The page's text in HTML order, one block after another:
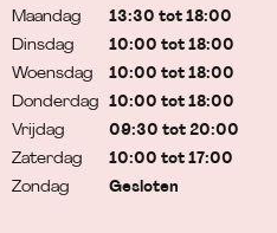
Maandag
Dinsdag
Woensdag
Donderdag
Vrijdag
Zaterdag
Zondag
13:30 tot 18:00
10:00 tot 18:00
10:00 tot 18:00
10:00 tot 18:00
09:30 tot 20:00
10:00 tot 17:00
Gesloten